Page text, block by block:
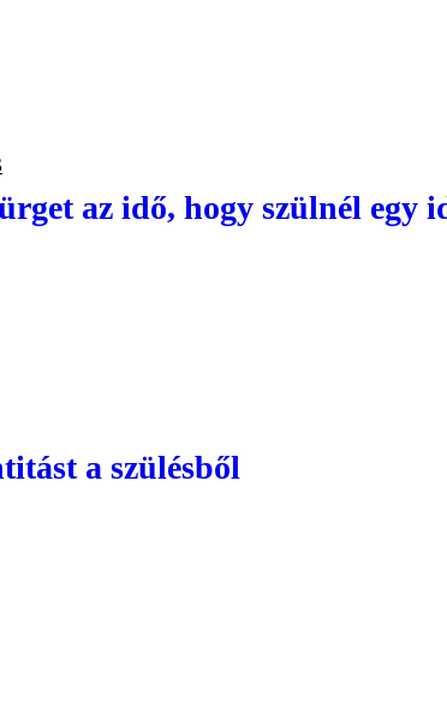
az idő, hogy szülnél egy
a szülésből